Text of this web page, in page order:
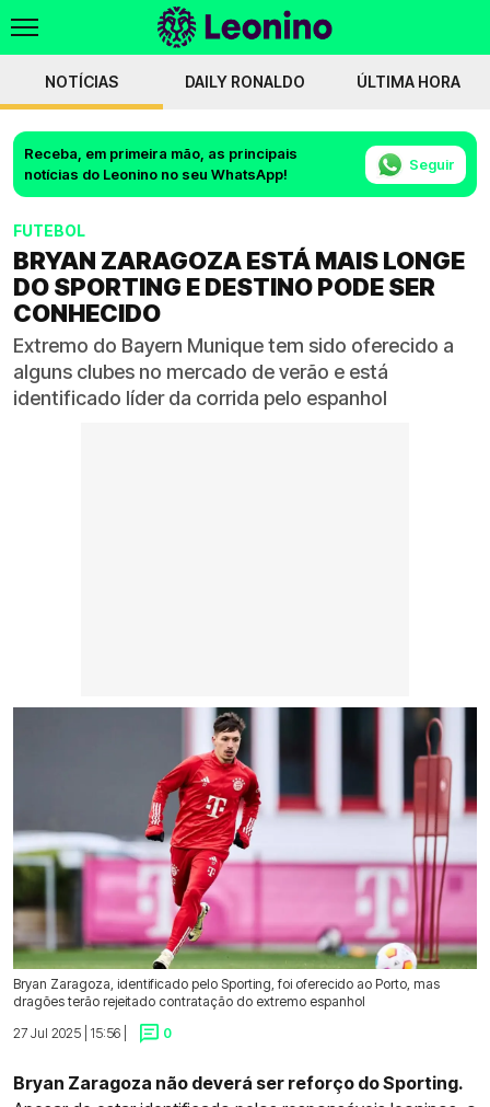
NOTÍCIAS DAILY RONALDO ÚLTIMA HORA
Receba, em primeira mão, as principais
notícias do Leonino no seu WhatsApp!
Seguir
FUTEBOL
BRYAN ZARAGOZA ESTÁ MAIS LONGE
DO SPORTING E DESTINO PODE SER
CONHECIDO
Extremo do Bayern Munique tem sido oferecido a
alguns clubes no mercado de verão e está
identificado líder da corrida pelo espanhol
Bryan Zaragoza, identificado pelo Sporting, foi oferecido ao Porto, mas
dragões terão rejeitado contratação do extremo espanhol
27 Jul 2025 | 15:56 |
0
Bryan Zaragoza não deverá ser reforço do Sporting.